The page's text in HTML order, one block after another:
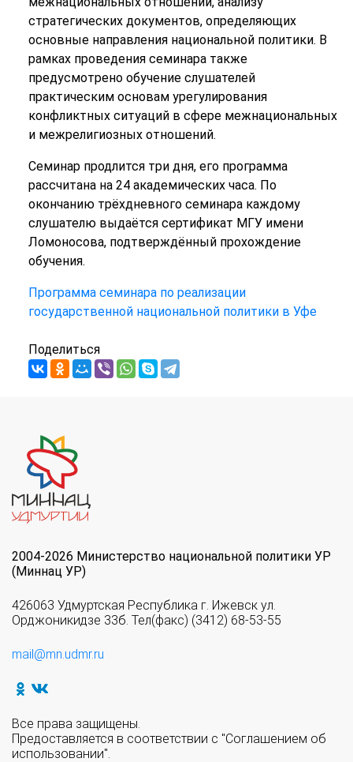
стратегических документов, определяющих
основные направления национальной политики. В
рамках проведения семинара также
предусмотрено обучение слушателей
практическим основам урегулирования
конфликтных ситуаций в сфере межнациональных
и межрелигиозных отношений.
Семинар продлится три дня, его программа
рассчитана на 24 академических часа. По
окончанию трёхдневного семинара каждому
слушателю выдаётся сертификат МГУ имени
Ломоносова, подтверждённый прохождение
обучения.
Программа семинара по реализации
государственной национальной политики в Уфе
Поделиться
2004-2026 Министерство национальной политики УР
(Миннац УР)
426063 Удмуртская Республика г. Ижевск ул.
Орджоникидзе 33б. Тел(факс) (3412) 68-53-55
mail@mn.udmr.ru
Все права защищены.
Предоставляется в соответствии с "Соглашением об
использовании".